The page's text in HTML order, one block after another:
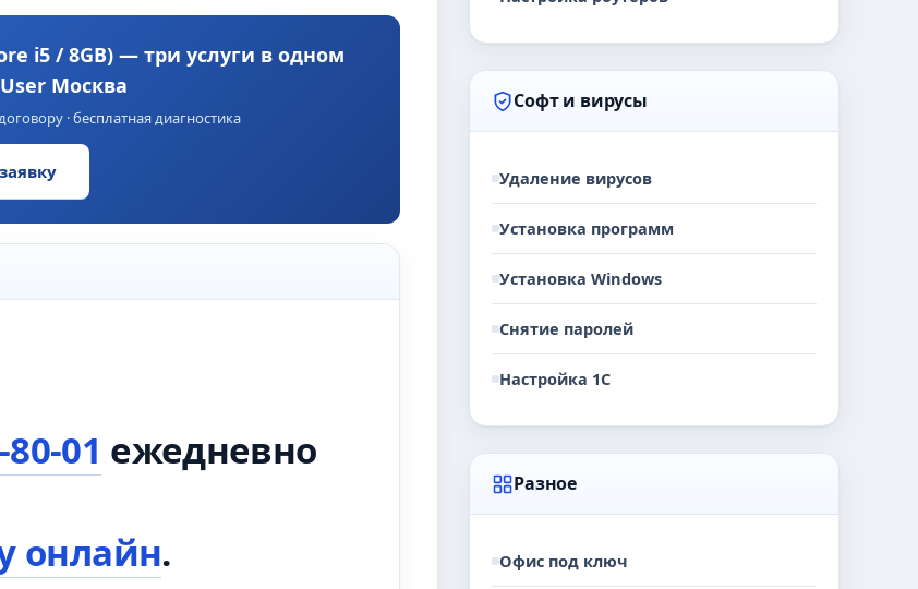
i5 / 8GB) — три услуги в одном
Москва
· бесплатная диагностика
01 ежедневно
онлайн.
Софт и вирусы
Удаление вирусов
Установка программ
Установка Windows
Снятие паролей
Настройка 1С
Разное
Офис под ключ